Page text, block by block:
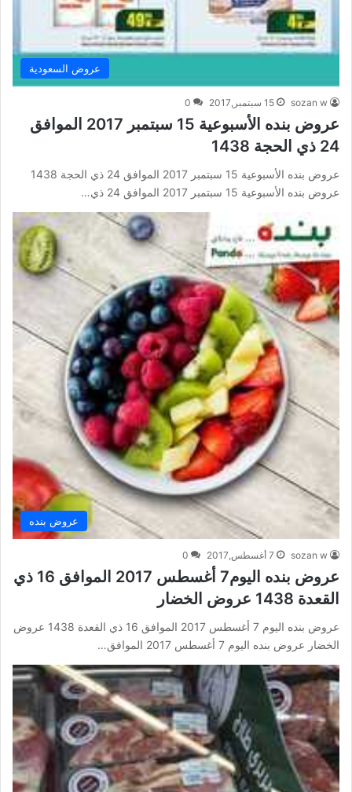
عروض السعودية
sozan w 15 سبتمبر,2017 0
عروض بنده الأسبوعية 15 سبتمبر 2017 الموافق
24 ذي الحجة 1438
عروض بنده الأسبوعية 15 سبتمبر 2017 الموافق 24 ذي الحجة 1438
عروض بنده الأسبوعية 15 سبتمبر 2017 الموافق 24 ذي…
عروض بنده
sozan w 7 أغسطس,2017 0
عروض بنده اليوم7 أغسطس 2017 الموافق 16 ذي
القعدة 1438 عروض الخضار
عروض بنده اليوم 7 أغسطس 2017 الموافق 16 ذي القعدة 1438 عروض
الخضار عروض بنده اليوم 7 أغسطس 2017 الموافق…